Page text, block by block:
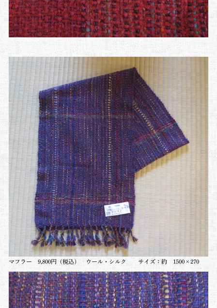
マフラー 9,800円（税込） ウール・シルク サイズ：約 1500×270